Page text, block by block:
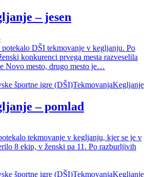
– jesen
DŠI tekmovanje v kegljanju. Po
konkurenci prvega mesta razveselila
Novo mesto, drugo mesto je…
športne igre (DŠI)TekmovanjaKegljanje
– pomlad
tekmovanje v kegljanju, kjer se je v
8 ekip, v ženski pa 11. Po razburljivih
športne igre (DŠI)TekmovanjaKegljanje